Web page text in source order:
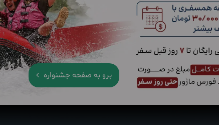
برو به صفحه جشنواره